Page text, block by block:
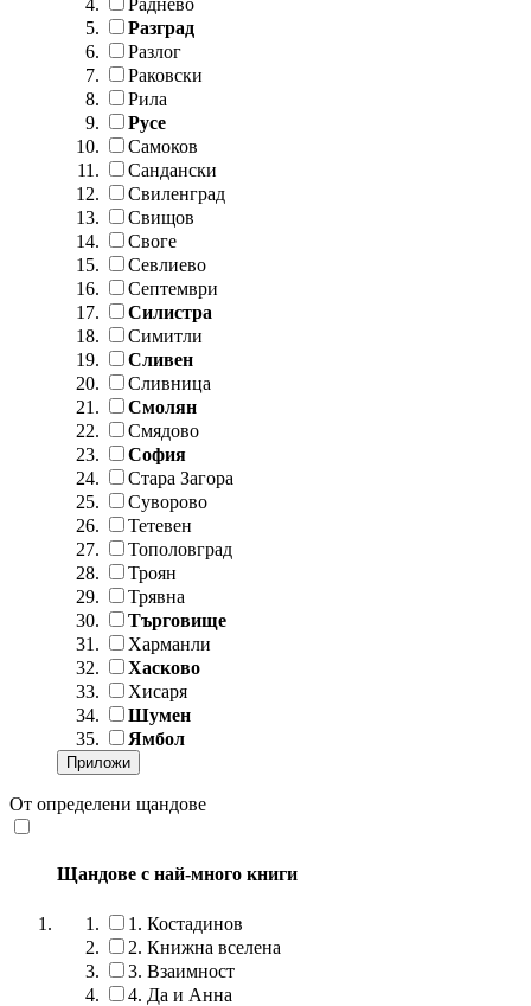
Раднево
Разград
Разлог
Раковски
Рила
Русе
Самоков
Сандански
Свиленград
Свищов
Своге
Севлиево
Септември
Силистра
Симитли
Сливен
Сливница
Смолян
Смядово
София
Стара Загора
Суворово
Тетевен
Тополовград
Троян
Трявна
Търговище
Харманли
Хасково
Хисаря
Шумен
Ямбол
От определени щандове
Щандове с най-много книги
1. Костадинов
2. Книжна вселена
3. Взаимност
4. Да и Анна